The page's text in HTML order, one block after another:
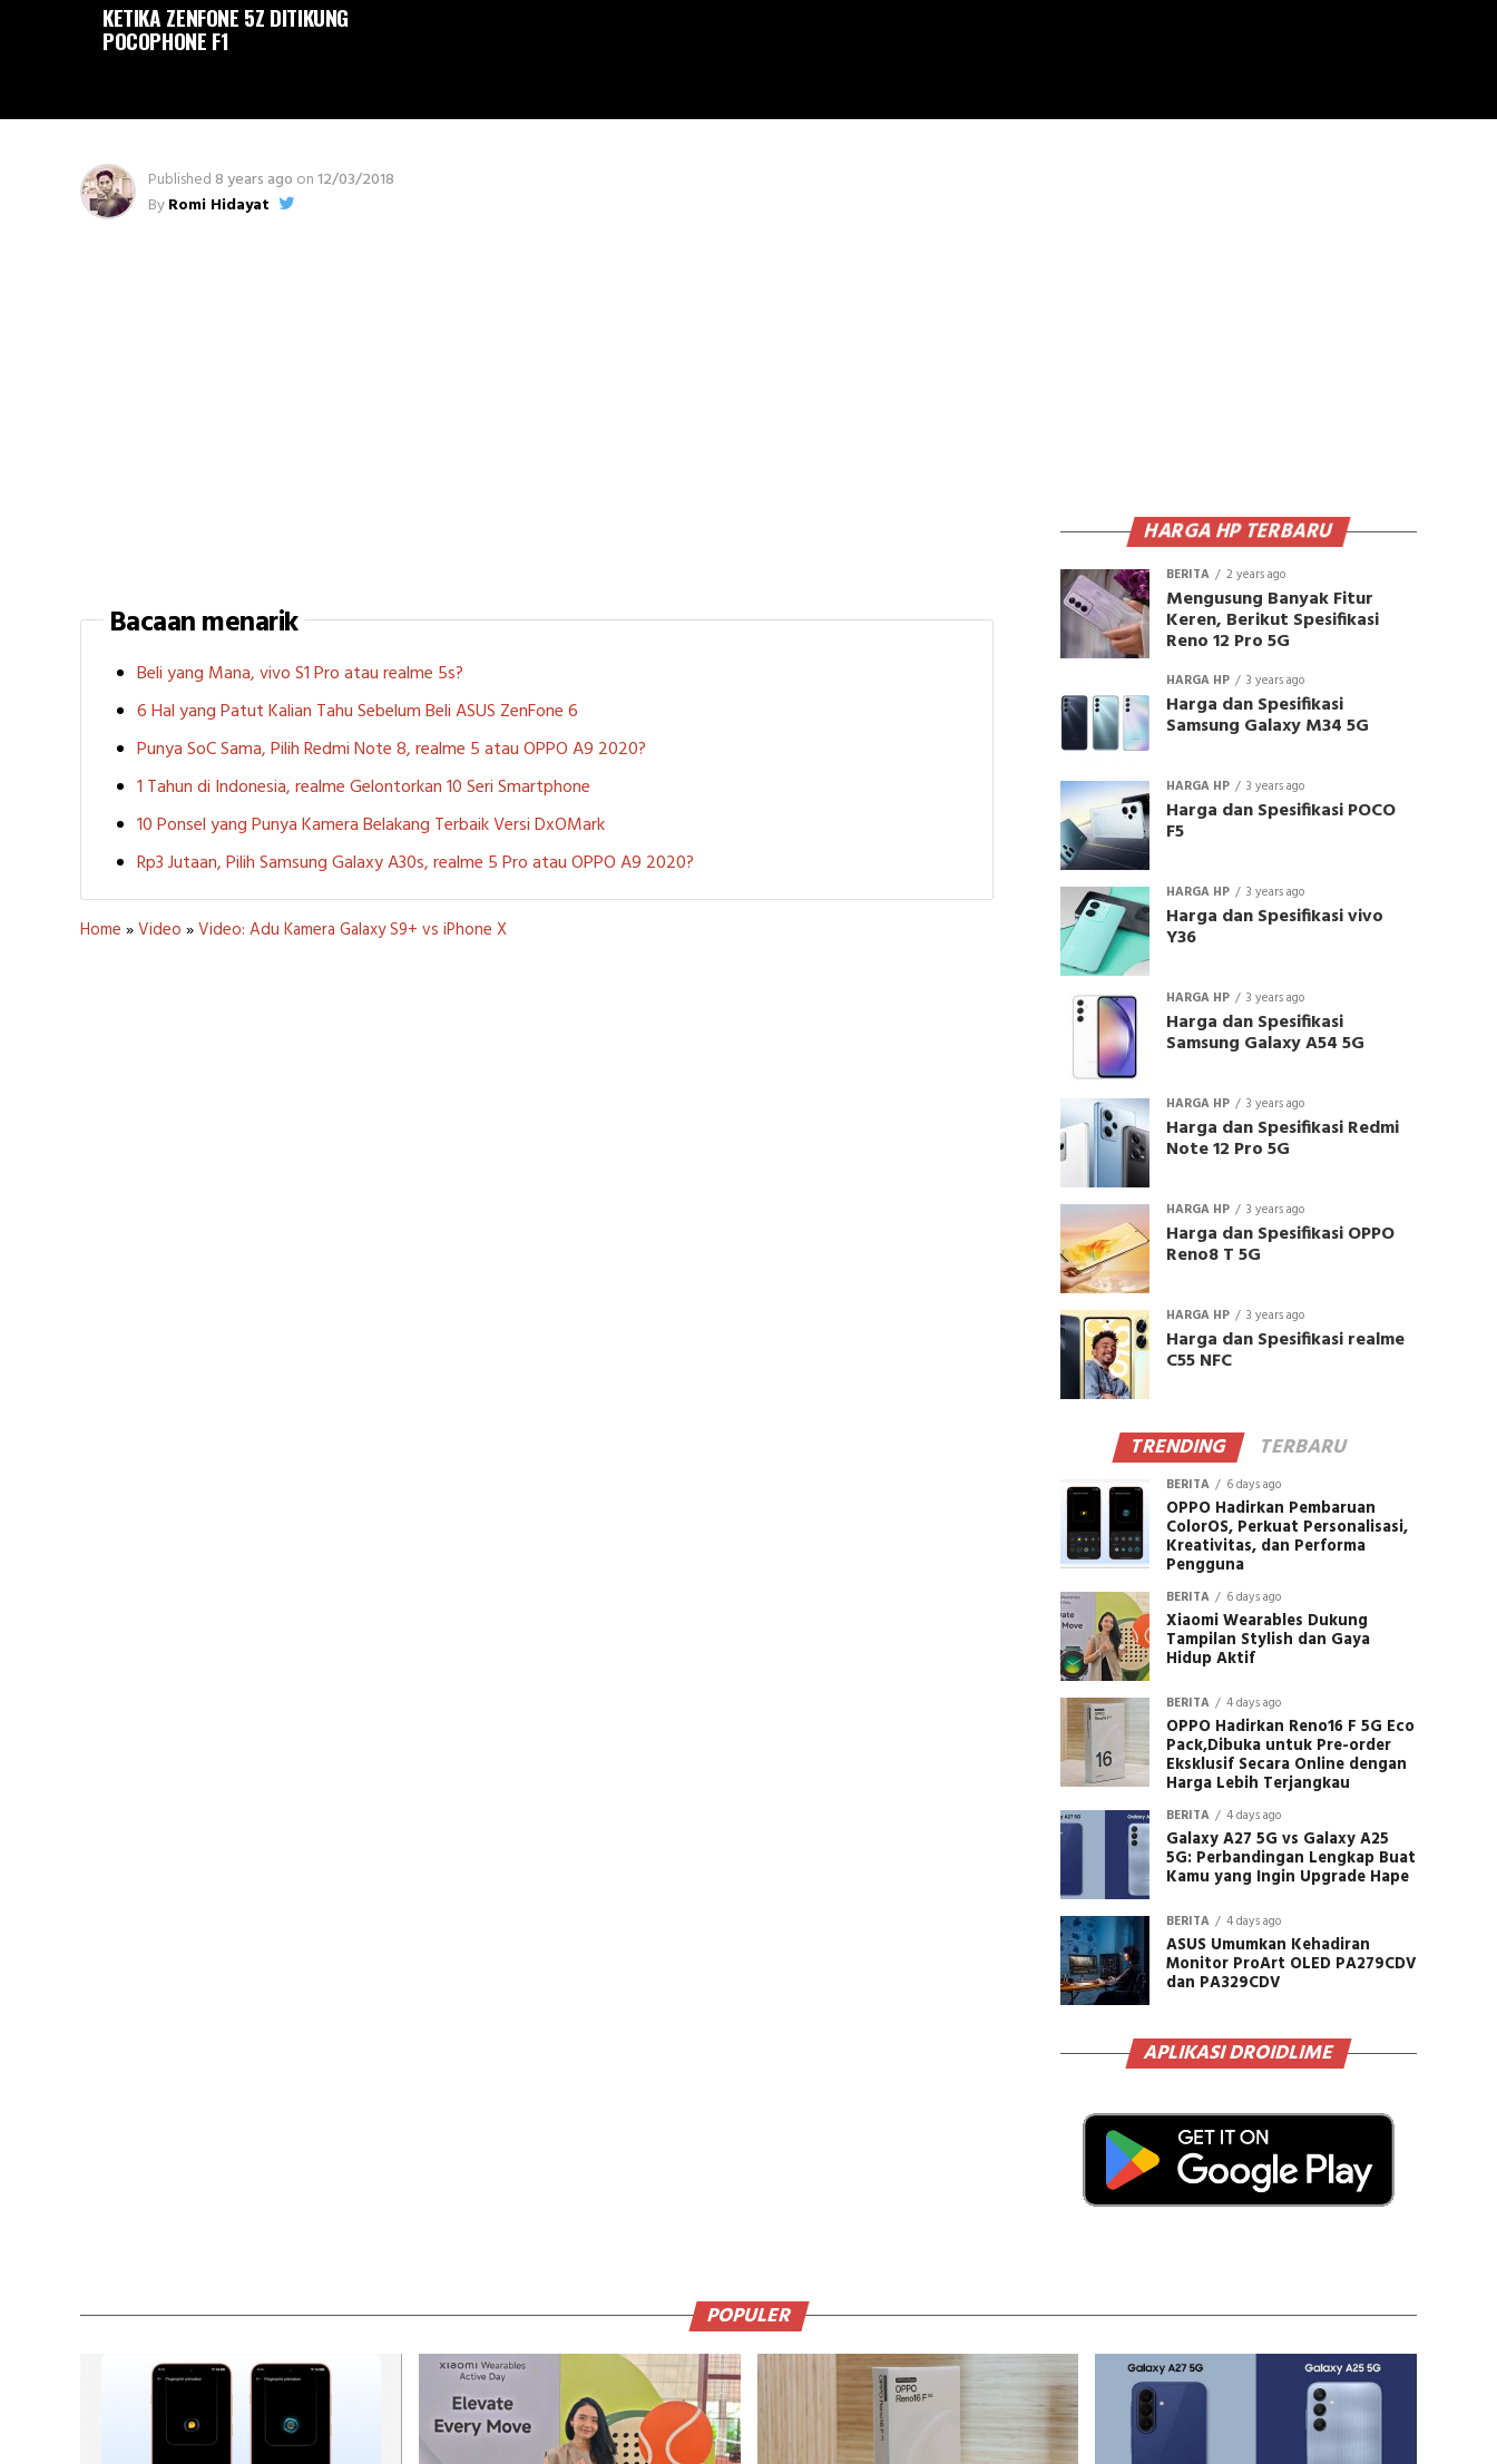
KETIKA ZENFONE 5Z DITIKUNG
POCOPHONE F1
Published8 years ago on 12/03/2018
ByRomi Hidayat
Bacaan menarik
Beli yang Mana, vivo S1 Pro atau realme 5s?
6 Hal yang Patut Kalian Tahu Sebelum Beli ASUS ZenFone 6
Punya SoC Sama, Pilih Redmi Note 8, realme 5 atau OPPO A9 2020?
1 Tahun di Indonesia, realme Gelontorkan 10 Seri Smartphone
10 Ponsel yang Punya Kamera Belakang Terbaik Versi DxOMark
Rp3 Jutaan, Pilih Samsung Galaxy A30s, realme 5 Pro atau OPPO A9 2020?
Home »Video »Video: Adu Kamera Galaxy S9+ vs iPhone X
HARGA HP TERBARU
BERITA 2 years ago
Mengusung Banyak Fitur
Keren, Berikut Spesifikasi
Reno 12 Pro 5G
HARGA HP 3 years ago
Harga dan Spesifikasi
Samsung Galaxy M34 5G
HARGA HP 3 years ago
Harga dan Spesifikasi POCO
F5
HARGA HP 3 years ago
Harga dan Spesifikasi vivo
Y36
HARGA HP 3 years ago
Harga dan Spesifikasi
Samsung Galaxy A54 5G
HARGA HP 3 years ago
Harga dan Spesifikasi Redmi
Note 12 Pro 5G
HARGA HP 3 years ago
Harga dan Spesifikasi OPPO
Reno8 T 5G
HARGA HP 3 years ago
Harga dan Spesifikasi realme
C55 NFC
TRENDING TERBARU
BERITA 6 days ago
OPPO Hadirkan Pembaruan
ColorOS, Perkuat Personalisasi,
Kreativitas, dan Performa
Pengguna
BERITA 6 days ago
Xiaomi Wearables Dukung
Tampilan Stylish dan Gaya
Hidup Aktif
BERITA 4 days ago
OPPO Hadirkan Reno16 F 5G Eco
Pack,Dibuka untuk Pre-order
Eksklusif Secara Online dengan
Harga Lebih Terjangkau
BERITA 4 days ago
Galaxy A27 5G vs Galaxy A25
5G: Perbandingan Lengkap Buat
Kamu yang Ingin Upgrade Hape
BERITA 4 days ago
ASUS Umumkan Kehadiran
Monitor ProArt OLED PA279CDV
dan PA329CDV
APLIKASI DROIDLIME
POPULER